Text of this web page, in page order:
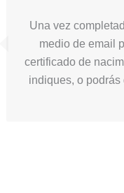
Una vez
medio de email
certificado de
indiques, o